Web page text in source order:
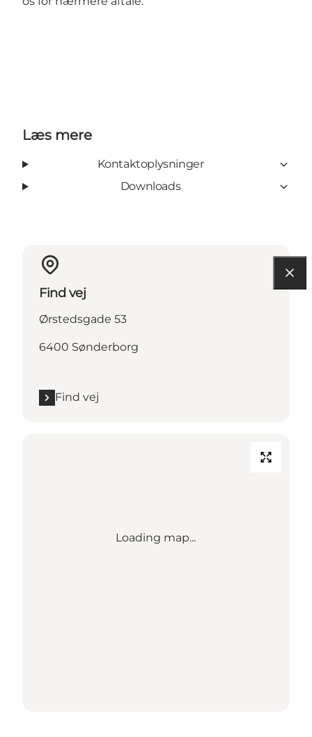
Læs mere
Kontaktoplysninger
Downloads
Find vej
Ørstedsgade 53
6400 Sønderborg
Find vej
Loading map...